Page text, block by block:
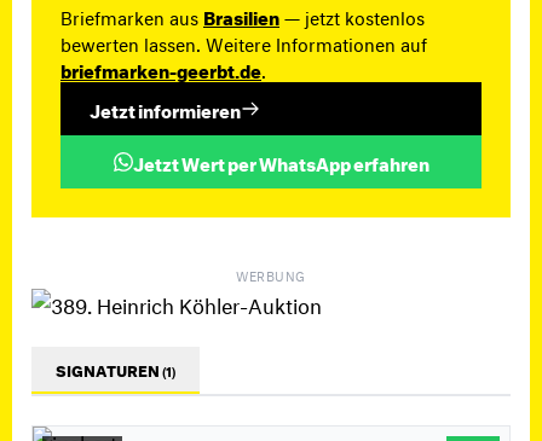
Briefmarken aus Brasilien— jetzt kostenlos
bewerten lassen. Weitere Informationen auf
briefmarken-geerbt.de
Jetzt informieren
Jetzt Wert per WhatsApp erfahren
WERBUNG
SIGNATUREN(1)